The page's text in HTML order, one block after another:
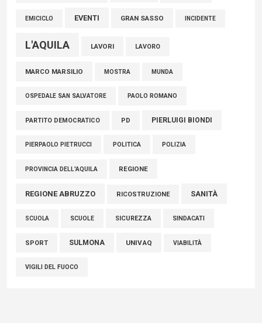
EMICICLO EVENTI GRAN SASSO INCIDENTE
L'AQUILA LAVORI LAVORO
MARCO MARSILIO MOSTRA MUNDA
OSPEDALE SAN SALVATORE PAOLO ROMANO
PARTITO DEMOCRATICO PD PIERLUIGI BIONDI
PIERPAOLO PIETRUCCI POLITICA POLIZIA
PROVINCIA DELL'AQUILA REGIONE
REGIONE ABRUZZO RICOSTRUZIONE SANITÀ
SCUOLA SCUOLE SICUREZZA SINDACATI
SPORT SULMONA UNIVAQ VIABILITÀ
VIGILI DEL FUOCO